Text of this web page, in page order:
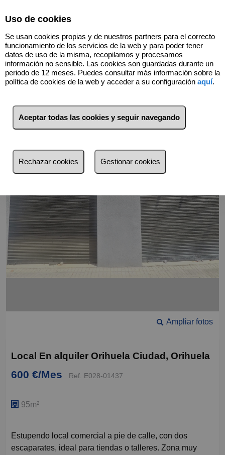
Volver
Ampliar fotos
Local En alquiler Orihuela Ciudad, Orihuela
600 €/Mes Ref. E028-01437
95m²
Estupendo local comercial a pie de calle, con dos
escaparates, ideal para tiendas o talleres. Zona muy
Uso de cookies
Se usan cookies propias y de nuestros partners para el correcto
funcionamiento de los servicios de la web y para poder tener
datos de uso de la misma, recopilamos y procesamos
información no sensible. Las cookies son guardadas durante un
periodo de 12 meses. Puedes consultar más información sobre la
política de cookies de la web y acceder a su configuración aquí.
Aceptar todas las cookies y seguir navegando
Rechazar cookies Gestionar cookies